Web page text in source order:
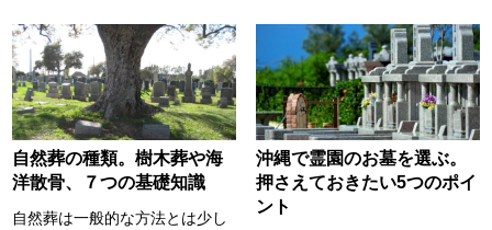
自然葬の種類。樹木葬や海
洋散骨、７つの基礎知識
自然葬は一般的な方法とは少し
沖縄で霊園のお墓を選ぶ。
押さえておきたい5つのポイ
ント